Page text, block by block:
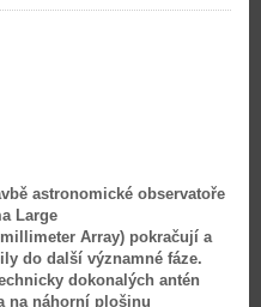
astronomické observatoře
Large
Array) pokračují a
do další významné fáze.
dokonalých antén
na náhorní plošinu